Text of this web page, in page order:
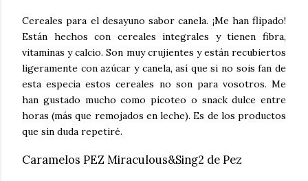
Cereales para el desayuno sabor canela. ¡Me han flipado!
Están hechos con cereales integrales y tienen fibra,
vitaminas y calcio. Son muy crujientes y están recubiertos
ligeramente con azúcar y canela, así que si no sois fan de
esta especia estos cereales no son para vosotros. Me
han gustado mucho como picoteo o snack dulce entre
horas (más que remojados en leche). Es de los productos
que sin duda repetiré.
Caramelos PEZ Miraculous&Sing2 de Pez